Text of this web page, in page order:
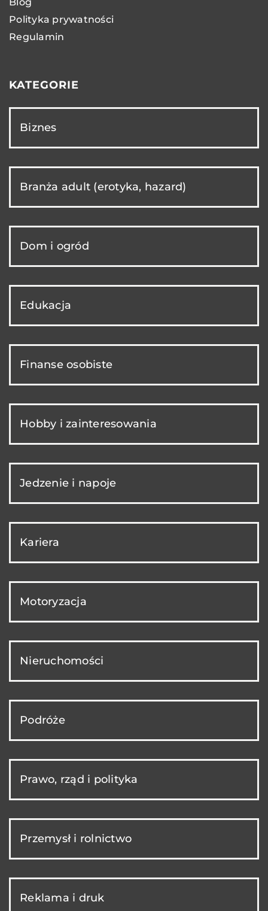
Polityka prywatności
Regulamin
KATEGORIE
Biznes
Branża adult (erotyka, hazard)
Dom i ogród
Edukacja
Finanse osobiste
Hobby i zainteresowania
Jedzenie i napoje
Kariera
Motoryzacja
Nieruchomości
Podróże
Prawo, rząd i polityka
Przemysł i rolnictwo
Reklama i druk